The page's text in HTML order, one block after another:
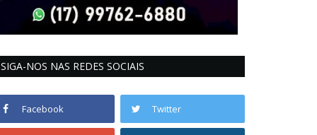
SIGA-NOS NAS REDES SOCIAIS
Facebook Twitter